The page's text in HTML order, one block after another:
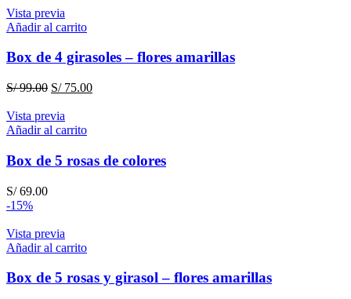
Vista previa
Añadir al carrito
Box de 4 girasoles – flores amarillas
S/99.00 El
original
era:
S/75.00El
Vista previa
Añadir al carrito
Box de 5 rosas de colores
S/69.00
-15%
Vista previa
Añadir al carrito
Box de 5 rosas y girasol – flores amarillas